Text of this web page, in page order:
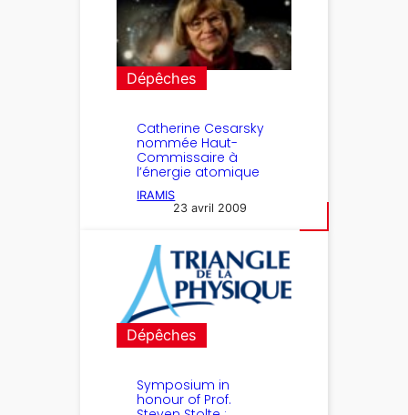
Dépêches
Catherine Cesarsky
nommée Haut-
Commissaire à
l’énergie atomique
IRAMIS
23 avril 2009
Dépêches
Symposium in
honour of Prof.